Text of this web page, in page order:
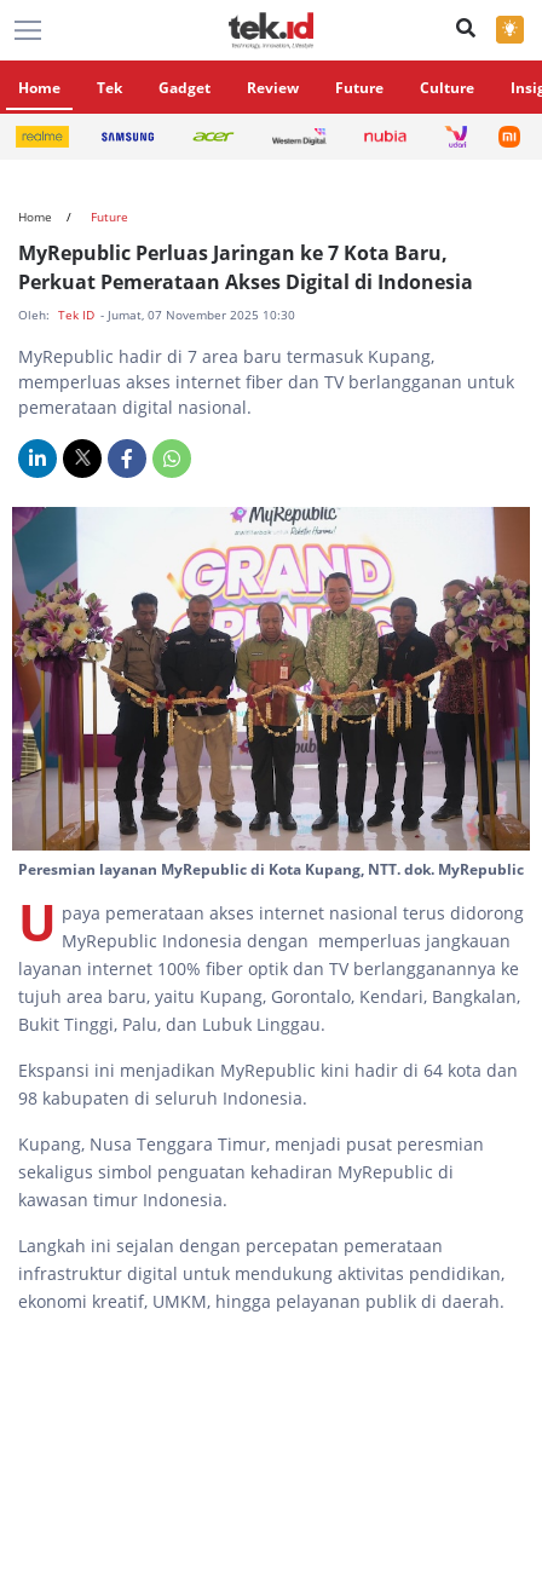
×
Home Tek Gadget Review Future Culture
Home Future
MyRepublic Perluas Jaringan ke 7 Kota Baru,
Perkuat Pemerataan Akses Digital di Indonesia
Oleh: Tek ID - Jumat, 07 November 2025 10:30
MyRepublic hadir di 7 area baru termasuk Kupang,
memperluas akses internet fiber dan TV berlangganan untuk
pemerataan digital nasional.
Peresmian layanan MyRepublic di Kota Kupang, NTT. dok. MyRepublic
U paya pemerataan akses internet nasional terus didorong
MyRepublic Indonesia dengan memperluas jangkauan
layanan internet 100% fiber optik dan TV berlangganannya ke
tujuh area baru, yaitu Kupang, Gorontalo, Kendari, Bangkalan,
Bukit Tinggi, Palu, dan Lubuk Linggau.
Ekspansi ini menjadikan MyRepublic kini hadir di 64 kota dan
98 kabupaten di seluruh Indonesia.
Kupang, Nusa Tenggara Timur, menjadi pusat peresmian
sekaligus simbol penguatan kehadiran MyRepublic di
kawasan timur Indonesia.
Langkah ini sejalan dengan percepatan pemerataan
infrastruktur digital untuk mendukung aktivitas pendidikan,
ekonomi kreatif, UMKM, hingga pelayanan publik di daerah.